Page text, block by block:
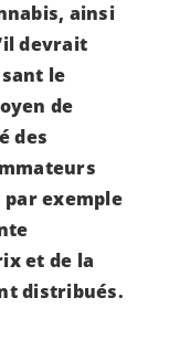
ainsi
devrait
le
de
des
exemple
et de la
distribués.